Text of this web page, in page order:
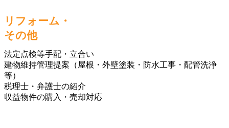
リフォーム・
その他
法定点検等手配・立合い
建物維持管理提案（屋根・外壁塗装・防水工事・配管洗浄
等）
税理士・弁護士の紹介
収益物件の購入・売却対応